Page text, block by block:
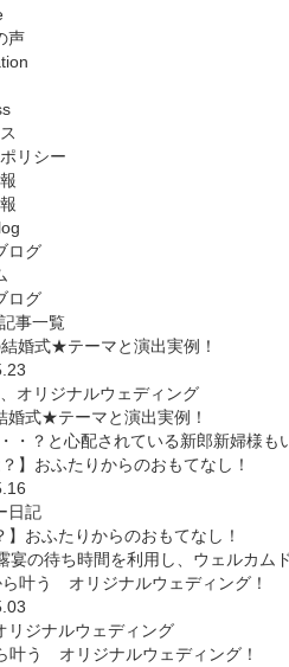
声
リシー
ログ
ログ
事一覧
オリジナルウェディング
婚式★テーマと演出実例！
？と心配されている新郎新婦様も
日記
】おふたりからのおもてなし！
の待ち時間を利用し、ウェルカム
リジナルウェディング
叶う オリジナルウェディング！